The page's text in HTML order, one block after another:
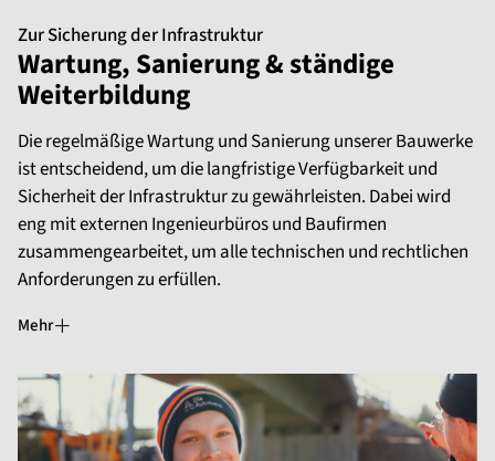
Zur Sicherung der Infrastruktur
Wartung, Sanierung & ständige
Weiterbildung
Die regelmäßige Wartung und Sanierung unserer Bauwerke
ist entscheidend, um die langfristige Verfügbarkeit und
Sicherheit der Infrastruktur zu gewährleisten. Dabei wird
eng mit externen Ingenieurbüros und Baufirmen
zusammengearbeitet, um alle technischen und rechtlichen
Anforderungen zu erfüllen.
Mehr